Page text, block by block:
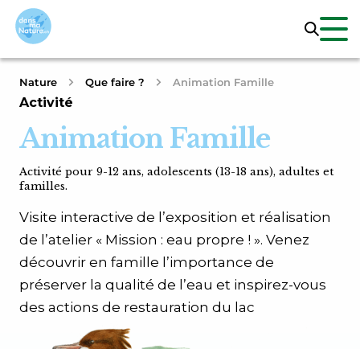
Nature Que faire ? Animation Famille
Activité
Animation Famille
Activité pour 9-12 ans, adolescents (13-18 ans), adultes et
familles.
Visite interactive de l’exposition et réalisation
de l’atelier « Mission : eau propre ! ». Venez
découvrir en famille l’importance de
préserver la qualité de l’eau et inspirez-vous
des actions de restauration du lac